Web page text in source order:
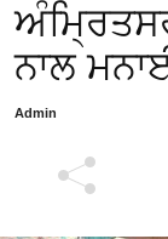
ਨਾਲ
Admin